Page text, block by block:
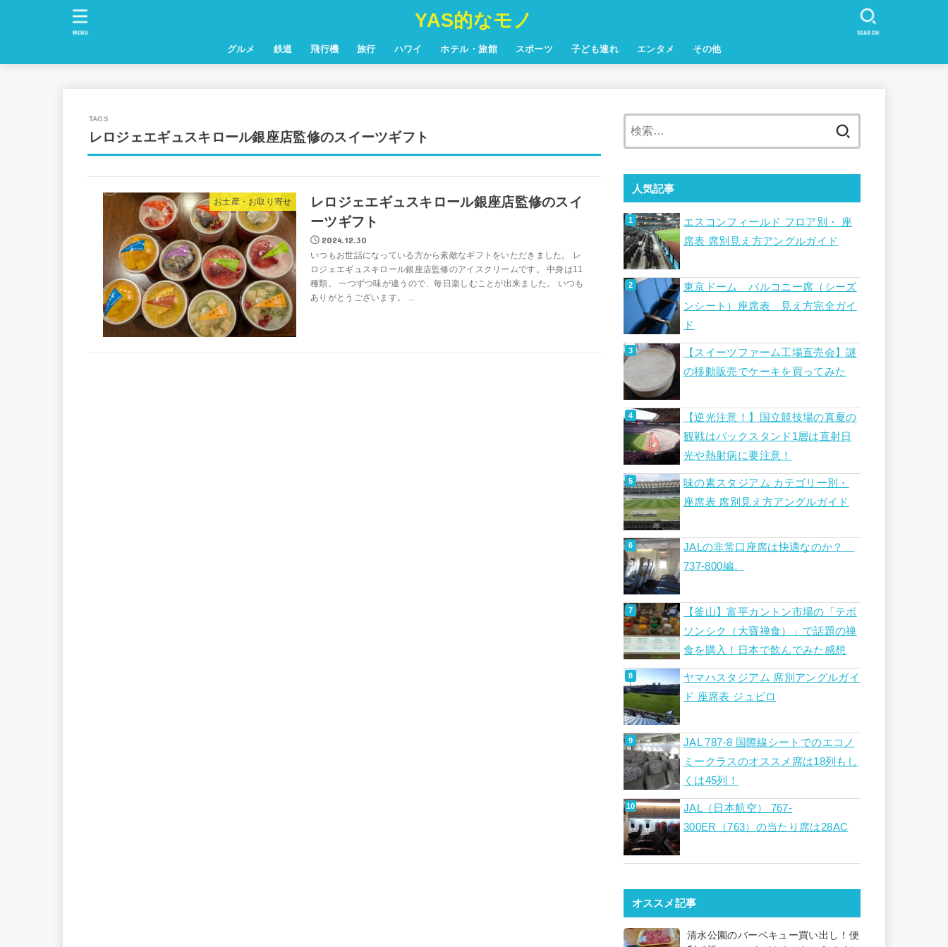
YAS的なモノ
グルメ 鉄道 飛行機 旅行 ハワイ ホテル・旅館 スポーツ 子ども連れ エンタメ その他
SEARCH
MENU
レロジェエギュスキロール銀座店監修のスイーツギフト
お土産・お取り寄せ
レロジェエギュスキロール銀座店監修のスイ
ーツギフト
2024.12.30
いつもお世話になっている方から素敵なギフトをいただきました。 レ
ロジェエギュスキロール銀座店監修のアイスクリームです。 中身は11
種類。 一つずつ味が違うので、毎日楽しむことが出来ました。 いつも
ありがとうございます。 ...
人気記事
エスコンフィールド フロア別・ 座
席表 席別見え方アングルガイド
東京ドーム バルコニー席（シーズ
ンシート）座席表 見え方完全ガイ
ド
【スイーツファーム工場直売会】謎
の移動販売でケーキを買ってみた
【逆光注意！】国立競技場の真夏の
観戦はバックスタンド1層は直射日
光や熱射病に要注意！
味の素スタジアム カテゴリー別・
座席表 席別見え方アングルガイド
JALの非常口座席は快適なのか？
737-800編。
【釜山】富平カントン市場の「テボ
ソンシク（大寶禅食）」で話題の禅
食を購入！日本で飲んでみた感想
ヤマハスタジアム 席別アングルガイ
ド 座席表 ジュビロ
JAL 787-8 国際線シートでのエコノ
ミークラスのオススメ席は18列もし
くは45列！
JAL（日本航空） 767-
300ER（763）の当たり席は28AC
オススメ記事
清水公園のバーベキュー買い出し！便